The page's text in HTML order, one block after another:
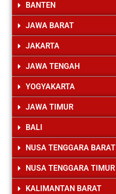
BANTEN
JAWA BARAT
JAKARTA
JAWA TENGAH
YOGYAKARTA
JAWA TIMUR
BALI
NUSA TENGGARA BARAT
NUSA TENGGARA TIMUR
KALIMANTAN BARAT